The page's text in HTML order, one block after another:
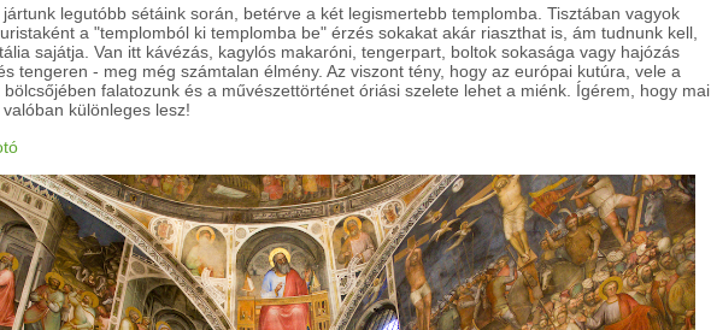
jártunk legutóbb sétáink során, betérve a két legismertebb templomba. Tisztában vagyok
a "templomból ki templomba be" érzés sokakat akár riaszthat is, ám tudnunk kell,
sajátja. Van itt kávézás, kagylós makaróni, tengerpart, boltok sokasága vagy hajózás
tengeren - meg még számtalan élmény. Az viszont tény, hogy az európai kutúra, vele a
bölcsőjében falatozunk és a művészettörténet óriási szelete lehet a miénk. Ígérem, hogy mai
különleges lesz!